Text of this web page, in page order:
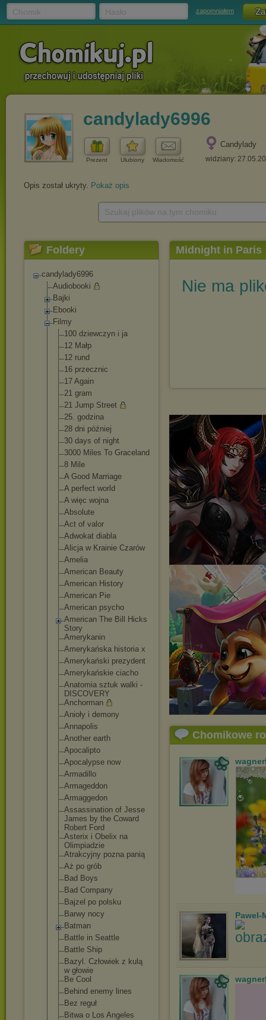
zapomniałem
candylady6996
Prezent Ulubiony Wiadomość
Candylady
widziany:
Opis został ukryty. Pokaż opis
Foldery
candylady6996
Audiobooki
Bajki
Ebooki
Filmy
100 dziewczyn i ja
12 Małp
12 rund
16 przecznic
17 Again
21 gram
21 Jump Street
25. godzina
28 dni później
30 days of night
3000 Miles To Graceland
8 Mile
A Good Marriage
A perfect world
A więc wojna
Absolute
Act of valor
Adwokat diabla
Alicja w Krainie Czarów
Amelia
American Beauty
American History
American Pie
American psycho
American The Bill Hicks
Story
Amerykanin
Amerykańska historia x
Amerykański prezydent
Amerykańskie ciacho
Anatomia sztuk walki -
DISCOVERY
Anchorman
Anioły i demony
Annapolis
Another earth
Apocalipto
Apocalypse now
Armadillo
Armageddon
Armaggedon
Assassination of Jesse
James by the Coward
Robert Ford
Asterix i Obelix na
Olimpiadzie
Atrakcyjny pozna panią
Aż po grób
Bad Boys
Bad Company
Bajzel po polsku
Barwy nocy
Batman
Battle in Seattle
Battle Ship
Bazyl. Człowiek z kulą
w głowie
Be Cool
Behind enemy lines
Bez reguł
Bitwa o Los Angeles
Midnight in Paris
Nie ma
Chomikowe
Pawel-